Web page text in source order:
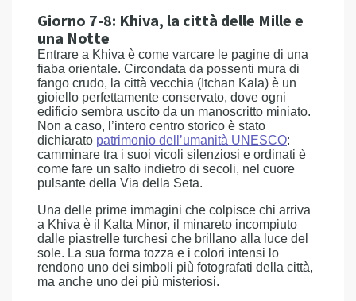
Giorno 7-8: Khiva, la città delle Mille e
una Notte
Entrare a Khiva è come varcare le pagine di una
fiaba orientale. Circondata da possenti mura di
fango crudo, la città vecchia (Itchan Kala) è un
gioiello perfettamente conservato, dove ogni
edificio sembra uscito da un manoscritto miniato.
Non a caso, l’intero centro storico è stato
dichiarato patrimonio dell’umanità UNESCO:
camminare tra i suoi vicoli silenziosi e ordinati è
come fare un salto indietro di secoli, nel cuore
pulsante della Via della Seta.
Una delle prime immagini che colpisce chi arriva
a Khiva è il Kalta Minor, il minareto incompiuto
dalle piastrelle turchesi che brillano alla luce del
sole. La sua forma tozza e i colori intensi lo
rendono uno dei simboli più fotografati della città,
ma anche uno dei più misteriosi.